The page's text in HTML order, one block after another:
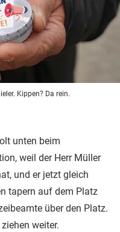
Kippen? Da rein.
unten beim
weil der Herr Müller
und er jetzt gleich
tapern auf dem Platz
über den Platz.
weiter.